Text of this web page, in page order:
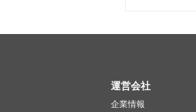
運営会社
企業情報